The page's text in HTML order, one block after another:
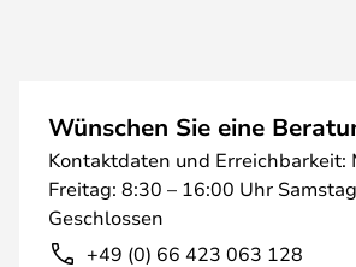
Wünschen Sie eine
Kontaktdaten und Erreichbarkeit:
Freitag: 8:30 – 16:00 Uhr
Geschlossen
+49 (0) 66 423 063 128